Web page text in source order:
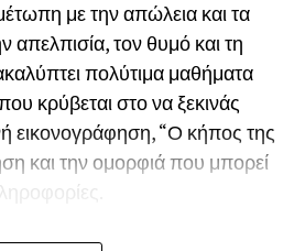
με την απώλεια και τα
τον θυμό και τη
πολύτιμα μαθήματα
κρύβεται στο να ξεκινάς
εικονογράφηση, “Ο κήπος της
και την ομορφιά που μπορεί